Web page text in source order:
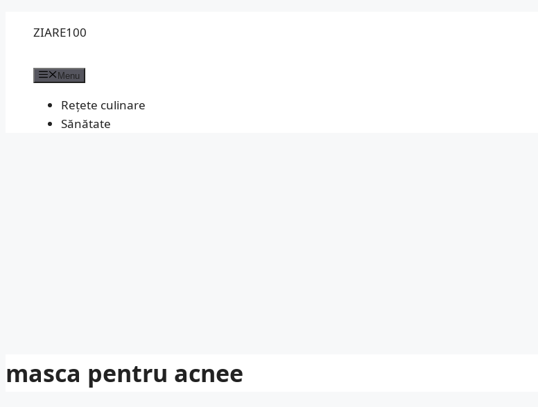
ZIARE100
Menu
Rețete culinare
Sănătate
masca pentru acnee